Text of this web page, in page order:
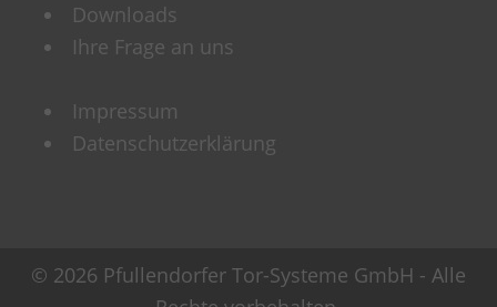
Downloads
Ihre Frage an uns
Impressum
Datenschutzerklärung
© 2026 Pfullendorfer Tor-Systeme GmbH - Alle